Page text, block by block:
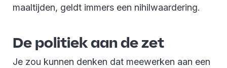
maaltijden, geldt immers een nihilwaardering.
De politiek aan de zet
Je zou kunnen denken dat meewerken aan een